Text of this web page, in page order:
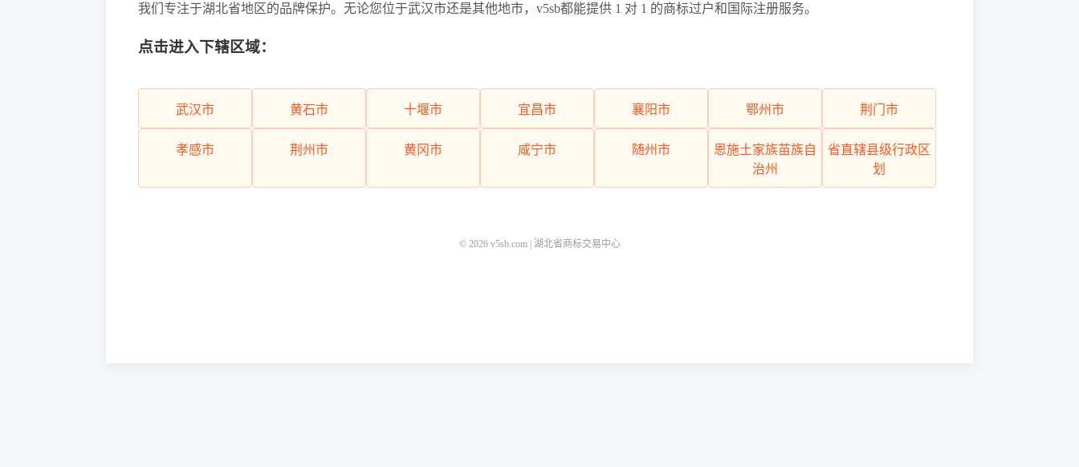
我们专注于湖北省地区的品牌保护。无论您位于武汉市还是其他地市，v5sb都能提供 1 对 1 的商标过户和国际注册服务。
点击进入下辖区域：
武汉市 黄石市 十堰市 宜昌市 襄阳市 鄂州市 荆门市
孝感市 荆州市 黄冈市 咸宁市 随州市
恩施土家族苗族自
治州
省直辖县级行政区
划
© 2026 v5sb.com | 湖北省商标交易中心